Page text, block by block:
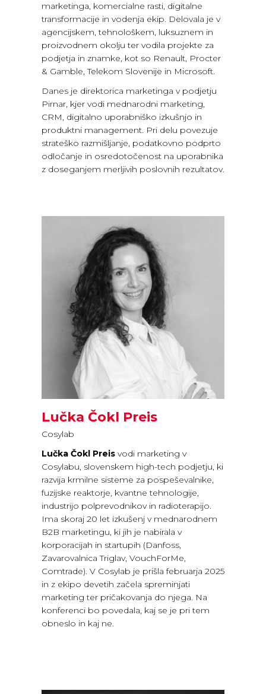
marketinga, komercialne rasti, digitalne
transformacije in vodenja ekip. Delovala je v
agencijskem, tehnološkem, luksuznem in
proizvodnem okolju ter vodila projekte za
podjetja in znamke, kot so Renault, Procter
& Gamble, Telekom Slovenije in Microsoft.
Danes je direktorica marketinga v podjetju
Pirnar, kjer vodi mednarodni marketing,
CRM, digitalno uporabniško izkušnjo in
produktni management. Pri delu povezuje
strateško razmišljanje, podatkovno podprto
odločanje in osredotočenost na uporabnika
z doseganjem merljivih poslovnih rezultatov.
Lučka Čokl Preis
Cosylab
Lučka Čokl Preis vodi marketing v
Cosylabu, slovenskem high-tech podjetju, ki
razvija krmilne sisteme za pospeševalnike,
fuzijske reaktorje, kvantne tehnologije,
industrijo polprevodnikov in radioterapijo.
Ima skoraj 20 let izkušenj v mednarodnem
B2B marketingu, ki jih je nabirala v
korporacijah in startupih (Danfoss,
Zavarovalnica Triglav, VouchForMe,
Comtrade). V Cosylab je prišla februarja 2025
in z ekipo devetih začela spreminjati
marketing ter pričakovanja do njega. Na
konferenci bo povedala, kaj se je pri tem
obneslo in kaj ne.